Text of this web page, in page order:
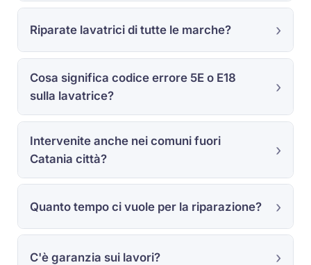
Riparate lavatrici di tutte le marche?
Cosa significa codice errore 5E o E18
sulla lavatrice?
Intervenite anche nei comuni fuori
Catania città?
Quanto tempo ci vuole per la riparazione?
C'è garanzia sui lavori?